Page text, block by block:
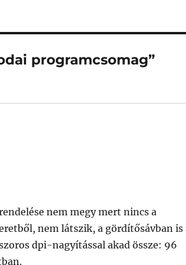
programcsomag”
nem megy mert nincs a
nem látszik, a gördítősávban is
dpi-nagyítással akad össze: 96